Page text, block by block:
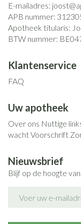
E-mailadres: joost@
APB nummer:
Apotheek titularis:
BTW nummer:
Klantenservice
FAQ
Uw apotheek
Over ons Nuttige
wachtVoorschrift
Nieuwsbrief
Blijf op de hoogte